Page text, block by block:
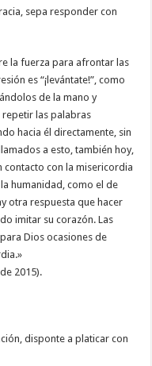
sepa responder con
la fuerza para afrontar las
es “¡levántate!”, como
de la mano y
repetir las palabras
hacia él directamente, sin
a esto, también hoy,
contacto con la misericordia
humanidad, como el de
otra respuesta que hacer
imitar su corazón. Las
Dios ocasiones de
2015).
disponte a platicar con